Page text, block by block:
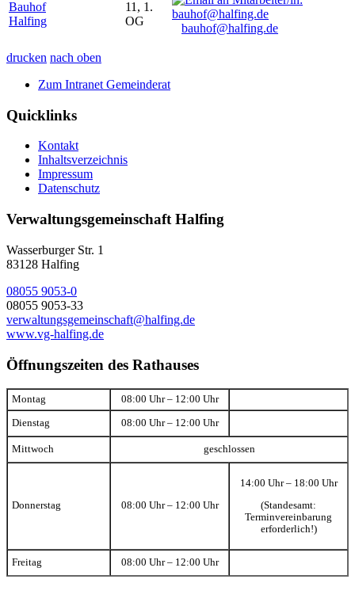
Bauhof
Halfing
11, 1.
OG
bauhof@halfing.de
drucken nach oben
Zum Intranet Gemeinderat
Quicklinks
Kontakt
Inhaltsverzeichnis
Impressum
Datenschutz
Verwaltungsgemeinschaft Halfing
Wasserburger Str. 1
83128 Halfing
08055 9053-0
08055 9053-33
verwaltungsgemeinschaft@halfing.de
www.vg-halfing.de
Öffnungszeiten des Rathauses
Montag 08:00 Uhr – 12:00 Uhr
Dienstag 08:00 Uhr – 12:00 Uhr
Mittwoch geschlossen
Donnerstag 08:00 Uhr – 12:00 Uhr
14:00 Uhr – 18:00 Uhr
(Standesamt:
Terminvereinbarung
erforderlich!)
Freitag 08:00 Uhr – 12:00 Uhr